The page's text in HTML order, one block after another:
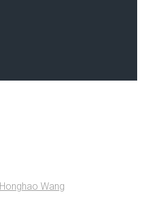
Honghao Wang